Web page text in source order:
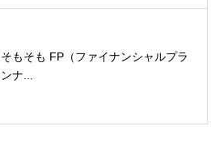
そもそも FP（ファイナンシャルプラ
ンナ...